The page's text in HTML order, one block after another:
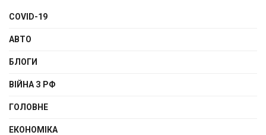
COVID-19
АВТО
БЛОГИ
ВІЙНА З РФ
ГОЛОВНЕ
ЕКОНОМІКА